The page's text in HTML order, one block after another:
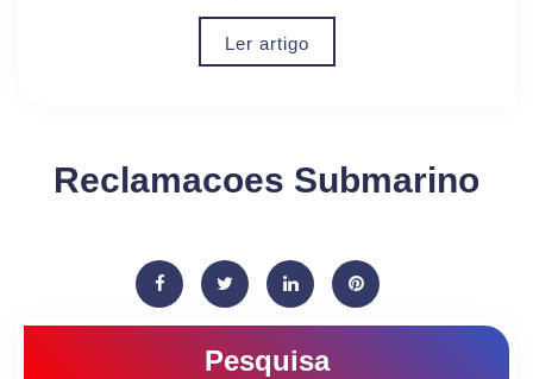
Ler artigo
Reclamacoes Submarino
Pesquisa